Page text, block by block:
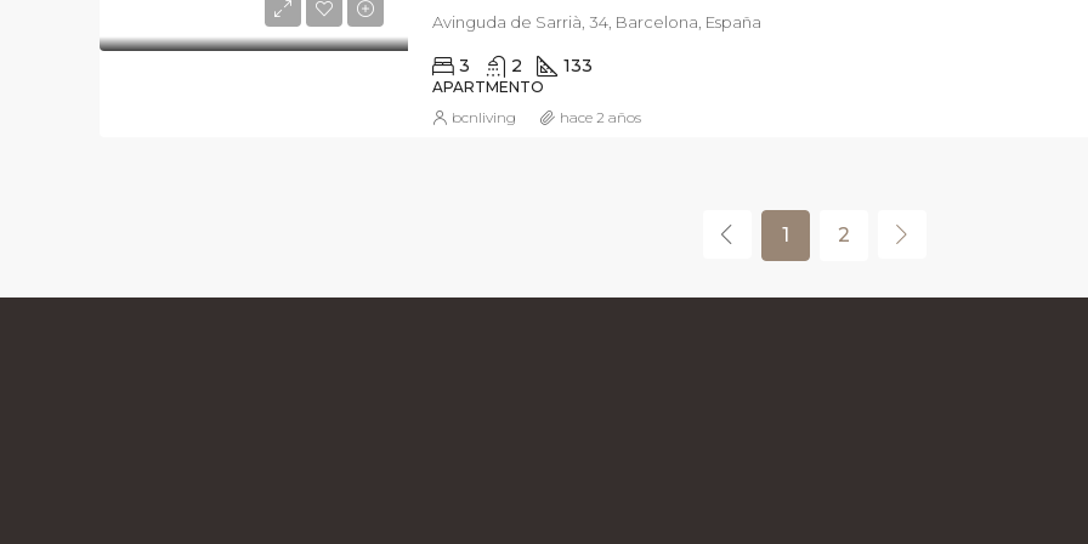
Avinguda de Sarrià, 34, Barcelona, España
3 2 133
APARTMENTO
bcnliving hace 2 años
1 2